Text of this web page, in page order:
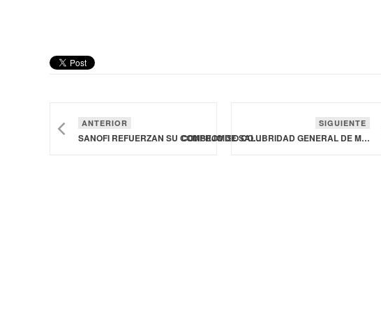
ANTERIOR
SANOFI REFUERZAN SU COMPROMISO CON LAS ENFERMEDADES RESPIRATORIAS
SIGUIENTE
CONSEJO DE SALUBRIDAD GENERAL DE MÉXICO APRUEBA CUATRO NUEVOS PROTOCOLOS NACIONALES DE ATENCIÓN MÉDICA